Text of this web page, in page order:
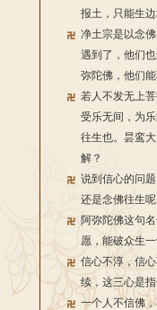
报土，只能生
净土宗是以念
遇到了，他们
弥陀佛，他们
若人不发无上
受乐无间，为
往生也。昙鸾
解？
说到信心的问
还是念佛往生呢
阿弥陀佛这句
愿，能破众生
信心不淳，信
续，这三心是指
一个人不信佛